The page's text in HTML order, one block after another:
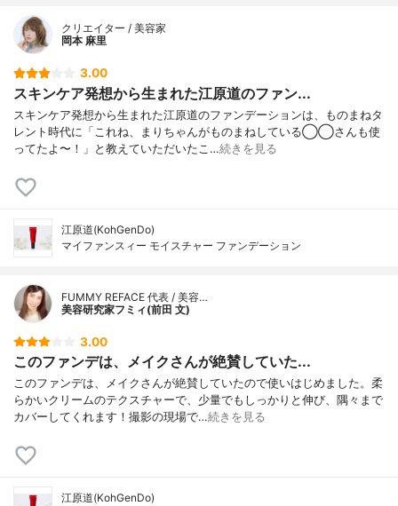
クリエイター / 美容家
岡本 麻里
3.00
スキンケア発想から生まれた江原道のファン...
スキンケア発想から生まれた江原道のファンデーションは、ものまねタ
レント時代に「これね、まりちゃんがものまねしている◯◯さんも使
ってたよ〜！」と教えていただいたこ…続きを見る
江原道(KohGenDo)
マイファンスィー モイスチャー ファンデーション
FUMMY REFACE 代表 / 美容…
美容研究家フミィ(前田 文)
3.00
このファンデは、メイクさんが絶賛していた...
このファンデは、メイクさんが絶賛していたので使いはじめました。柔
らかいクリームのテクスチャーで、少量でもしっかりと伸び、隅々まで
カバーしてくれます！撮影の現場で…続きを見る
江原道(KohGenDo)